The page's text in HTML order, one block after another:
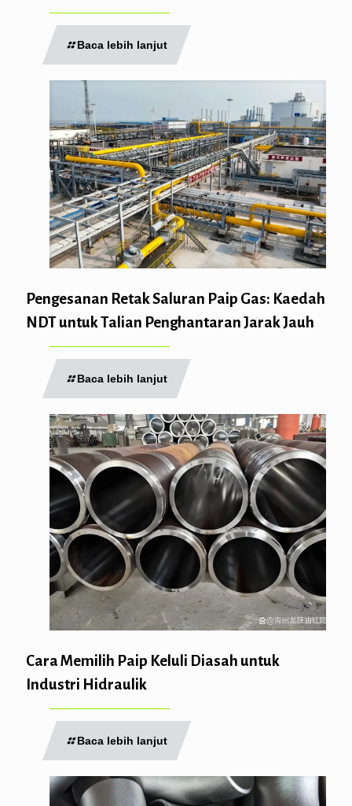
Baca lebih lanjut
Pengesanan Retak Saluran Paip Gas: Kaedah
NDT untuk Talian Penghantaran Jarak Jauh
Baca lebih lanjut
Cara Memilih Paip Keluli Diasah untuk
Industri Hidraulik
Baca lebih lanjut